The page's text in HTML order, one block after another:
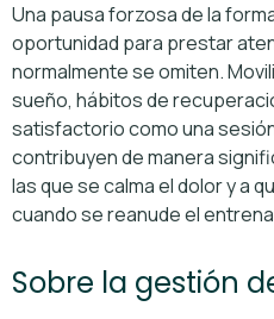
Una pausa forzosa de la
oportunidad para prestar
normalmente se omiten.
sueño, hábitos de
satisfactorio como una
contribuyen de manera
las que se calma el dolor y a
cuando se reanude el
Sobre la gestión